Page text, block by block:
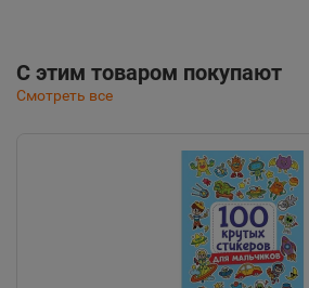
С этим товаром покупают
Смотреть все